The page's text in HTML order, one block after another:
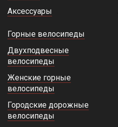
Аксессуары
Горные велосипеды
Двухподвесные
велосипеды
Женские горные
велосипеды
Городские дорожные
велосипеды